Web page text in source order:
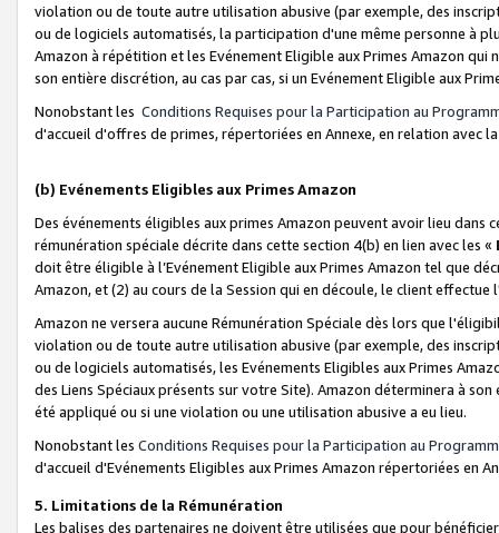
violation ou de toute autre utilisation abusive (par exemple, des
ou de logiciels automatisés, la participation d'une même personne à
Amazon à répétition et les Evénement Eligible aux Primes Amazon qui
son entière discrétion, au cas par cas, si un Evénement Eligible aux
Nonobstant les Conditions Requises pour la Participation au
d'accueil d'offres de primes, répertoriées en Annexe, en relation avec
(b) Evénements Eligibles aux Primes Amazon
Des événements éligibles aux primes Amazon peuvent avoir lieu dans
rémunération spéciale décrite dans cette section 4(b) en lien avec les «
doit être éligible à l’Evénement Eligible aux Primes Amazon tel que
Amazon, et (2) au cours de la Session qui en découle, le client
Amazon ne versera aucune Rémunération Spéciale dès lors que
violation ou de toute autre utilisation abusive (par exemple, des
ou de logiciels automatisés, les Evénements Eligibles aux Primes
des Liens Spéciaux présents sur votre Site). Amazon déterminera à
été appliqué ou si une violation ou une utilisation abusive a eu lieu.
Nonobstant les Conditions Requises pour la Participation au
d'accueil d'Evénements Eligibles aux Primes Amazon répertoriées en
5. Limitations de la Rémunération
Les balises des partenaires ne doivent être utilisées que pour